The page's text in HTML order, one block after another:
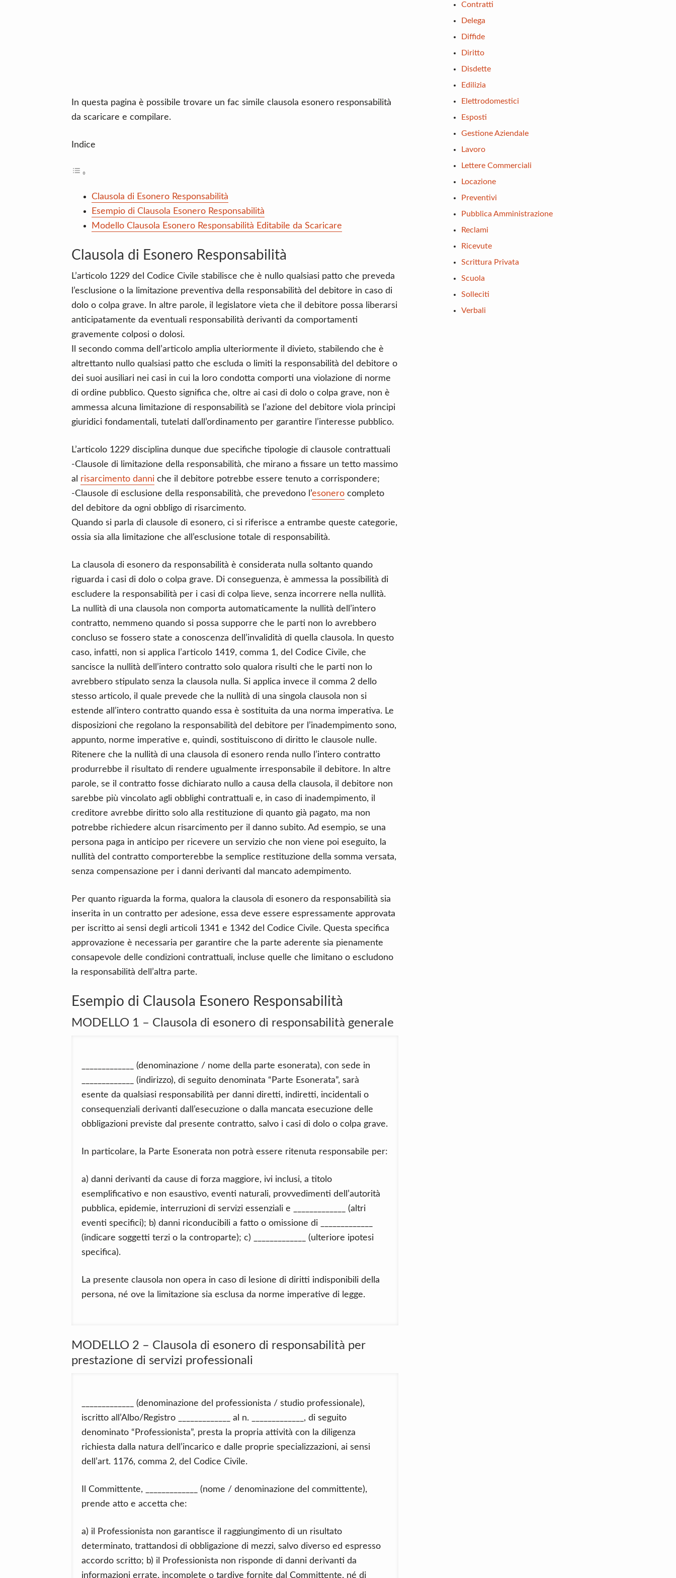
In questa pagina è possibile trovare un fac simile clausola esonero responsabilità
da scaricare e compilare.
Indice
Clausola di Esonero Responsabilità
Esempio di Clausola Esonero Responsabilità
Modello Clausola Esonero Responsabilità Editabile da Scaricare
Clausola di Esonero Responsabilità
L’articolo 1229 del Codice Civile stabilisce che è nullo qualsiasi patto che preveda
l’esclusione o la limitazione preventiva della responsabilità del debitore in caso di
dolo o colpa grave. In altre parole, il legislatore vieta che il debitore possa liberarsi
anticipatamente da eventuali responsabilità derivanti da comportamenti
gravemente colposi o dolosi.
Il secondo comma dell’articolo amplia ulteriormente il divieto, stabilendo che è
altrettanto nullo qualsiasi patto che escluda o limiti la responsabilità del debitore o
dei suoi ausiliari nei casi in cui la loro condotta comporti una violazione di norme
di ordine pubblico. Questo significa che, oltre ai casi di dolo o colpa grave, non è
ammessa alcuna limitazione di responsabilità se l’azione del debitore viola principi
giuridici fondamentali, tutelati dall’ordinamento per garantire l’interesse pubblico.
L’articolo 1229 disciplina dunque due specifiche tipologie di clausole contrattuali
-Clausole di limitazione della responsabilità, che mirano a fissare un tetto massimo
al risarcimento danni che il debitore potrebbe essere tenuto a corrispondere;
-Clausole di esclusione della responsabilità, che prevedono l’esonero completo
del debitore da ogni obbligo di risarcimento.
Quando si parla di clausole di esonero, ci si riferisce a entrambe queste categorie,
ossia sia alla limitazione che all’esclusione totale di responsabilità.
La clausola di esonero da responsabilità è considerata nulla soltanto quando
riguarda i casi di dolo o colpa grave. Di conseguenza, è ammessa la possibilità di
escludere la responsabilità per i casi di colpa lieve, senza incorrere nella nullità.
La nullità di una clausola non comporta automaticamente la nullità dell’intero
contratto, nemmeno quando si possa supporre che le parti non lo avrebbero
concluso se fossero state a conoscenza dell’invalidità di quella clausola. In questo
caso, infatti, non si applica l’articolo 1419, comma 1, del Codice Civile, che
sancisce la nullità dell’intero contratto solo qualora risulti che le parti non lo
avrebbero stipulato senza la clausola nulla. Si applica invece il comma 2 dello
stesso articolo, il quale prevede che la nullità di una singola clausola non si
estende all’intero contratto quando essa è sostituita da una norma imperativa. Le
disposizioni che regolano la responsabilità del debitore per l’inadempimento sono,
appunto, norme imperative e, quindi, sostituiscono di diritto le clausole nulle.
Ritenere che la nullità di una clausola di esonero renda nullo l’intero contratto
produrrebbe il risultato di rendere ugualmente irresponsabile il debitore. In altre
parole, se il contratto fosse dichiarato nullo a causa della clausola, il debitore non
sarebbe più vincolato agli obblighi contrattuali e, in caso di inadempimento, il
creditore avrebbe diritto solo alla restituzione di quanto già pagato, ma non
potrebbe richiedere alcun risarcimento per il danno subito. Ad esempio, se una
persona paga in anticipo per ricevere un servizio che non viene poi eseguito, la
nullità del contratto comporterebbe la semplice restituzione della somma versata,
senza compensazione per i danni derivanti dal mancato adempimento.
Per quanto riguarda la forma, qualora la clausola di esonero da responsabilità sia
inserita in un contratto per adesione, essa deve essere espressamente approvata
per iscritto ai sensi degli articoli 1341 e 1342 del Codice Civile. Questa specifica
approvazione è necessaria per garantire che la parte aderente sia pienamente
consapevole delle condizioni contrattuali, incluse quelle che limitano o escludono
la responsabilità dell’altra parte.
Esempio di Clausola Esonero Responsabilità
MODELLO 1 – Clausola di esonero di responsabilità generale
_____________ (denominazione / nome della parte esonerata), con sede in
_____________ (indirizzo), di seguito denominata “Parte Esonerata”, sarà
esente da qualsiasi responsabilità per danni diretti, indiretti, incidentali o
consequenziali derivanti dall’esecuzione o dalla mancata esecuzione delle
obbligazioni previste dal presente contratto, salvo i casi di dolo o colpa grave.
In particolare, la Parte Esonerata non potrà essere ritenuta responsabile per:
a) danni derivanti da cause di forza maggiore, ivi inclusi, a titolo
esemplificativo e non esaustivo, eventi naturali, provvedimenti dell’autorità
pubblica, epidemie, interruzioni di servizi essenziali e _____________ (altri
eventi specifici); b) danni riconducibili a fatto o omissione di _____________
(indicare soggetti terzi o la controparte); c) _____________ (ulteriore ipotesi
specifica).
La presente clausola non opera in caso di lesione di diritti indisponibili della
persona, né ove la limitazione sia esclusa da norme imperative di legge.
MODELLO 2 – Clausola di esonero di responsabilità per
prestazione di servizi professionali
_____________ (denominazione del professionista / studio professionale),
iscritto all’Albo/Registro _____________ al n. _____________, di seguito
denominato “Professionista”, presta la propria attività con la diligenza
richiesta dalla natura dell’incarico e dalle proprie specializzazioni, ai sensi
dell’art. 1176, comma 2, del Codice Civile.
Il Committente, _____________ (nome / denominazione del committente),
prende atto e accetta che:
a) il Professionista non garantisce il raggiungimento di un risultato
determinato, trattandosi di obbligazione di mezzi, salvo diverso ed espresso
accordo scritto; b) il Professionista non risponde di danni derivanti da
informazioni errate, incomplete o tardive fornite dal Committente, né di
Contratti
Delega
Diffide
Diritto
Disdette
Edilizia
Elettrodomestici
Esposti
Gestione Aziendale
Lavoro
Lettere Commerciali
Locazione
Preventivi
Pubblica Amministrazione
Reclami
Ricevute
Scrittura Privata
Scuola
Solleciti
Verbali